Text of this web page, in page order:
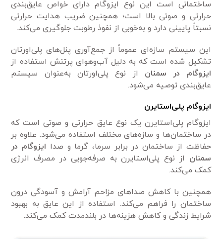
ساختمانی است این نوع ایزوگام دارای خواص عایق‌بندی
حرارتی و صوتی بالا است؛ همچنین ضریب هدایت حرارتی
نسبتاً پایینی دارد و به‌خوبی از نفوذ رطوبت جلوگیری می‌کند.
این سیستم سازه‌ای عموماً از جمع‌آوری پنل‌های پلی‌اورتان
تشکیل شده است که به دلیل آب‌وهوای پرتنش استفاده از
ایزوگام در سمنان از نوع پلی‌اورتان به‌عنوان سیستم
عایق‌بندی توصیه می‌شود.
ایزوگام پلی‌استایرن
ایزوگام پلی‌استایرن یک نوع عایق حرارتی و صوتی است که
در ساختمان‌ها و سازه‌های مختلف استفاده می‌شود. علاوه بر
حفاظت از ساختمان در برابر سرما، گرما و صدا ایزوگام در
سمنان از نوع پلی‌استایرن به صرفه‌جویی در مصرف انرژی
کمک می‌کند.
همچنین با کاهش صداهای مزاحم آرامش و آسودگی درون
ساختمان را فراهم می‌کند. استفاده از این عایق به بهبود
شرایط زندگی و کاهش هزینه‌ها در بلندمدت کمک می‌کند.